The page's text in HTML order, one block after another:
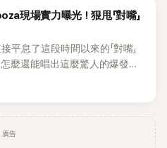
，反差感十足，讓不少網友看
現場實力曝光！狠甩「對嘴」
息了這段時間以來的「對嘴」
麼還能唱出這麼驚人的爆發力
廣告